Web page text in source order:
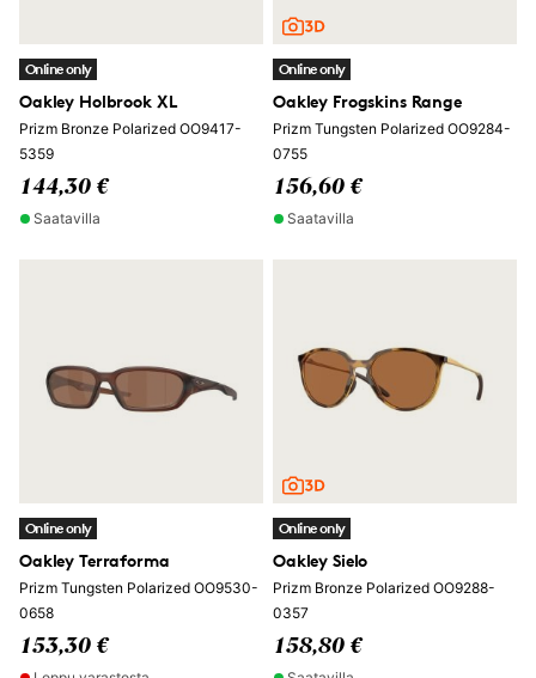
Online only
Oakley Holbrook XL
Prizm Bronze Polarized OO9417-
5359
144,30 €
Saatavilla
Online only
Oakley Frogskins Range
Prizm Tungsten Polarized OO9284-
0755
156,60 €
Saatavilla
Online only
Oakley Terraforma
Prizm Tungsten Polarized OO9530-
0658
153,30 €
Online only
Oakley Sielo
Prizm Bronze Polarized OO9288-
0357
158,80 €